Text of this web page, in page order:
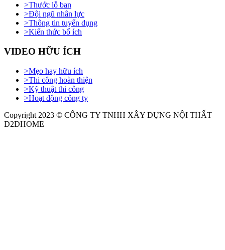
>Thước lỗ ban
>Đội ngũ nhân lực
>Thông tin tuyển dụng
>Kiến thức bổ ích
VIDEO HỮU ÍCH
>Mẹo hay hữu ích
>Thi công hoàn thiện
>Kỹ thuật thi công
>Hoạt động công ty
Copyright 2023 © CÔNG TY TNHH XÂY DỰNG NỘI THẤT
D2DHOME